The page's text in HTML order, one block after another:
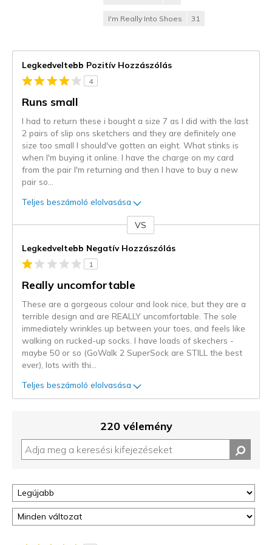
I'm Really Into Shoes 31
Legkedveltebb Pozitív Hozzászólás
4
Runs small
I had to return these i bought a size 7 as I did with the last
2 pairs of slip ons sketchers and they are definitely one
size too small I should've gotten an eight. What stinks is
when I'm buying it online. I have the charge on my card
from the pair I'm returning and then I have to buy a new
pair so
Teljes beszámoló elolvasása
VS
Legkedveltebb Negatív Hozzászólás
1
Really uncomfortable
These are a gorgeous colour and look nice, but they are a
terrible design and are REALLY uncomfortable. The sole
immediately wrinkles up between your toes, and feels like
walking on rucked-up socks. I have loads of skechers -
maybe 50 or so (GoWalk 2 SuperSock are STILL the best
ever), lots with thi
Teljes beszámoló elolvasása
220 vélemény